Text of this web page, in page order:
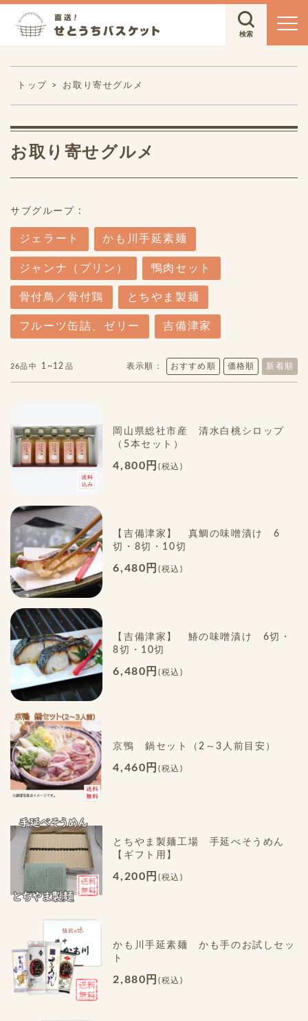
トップ お取り寄せグルメ
お取り寄せグルメ
サブグループ :
ジェラート かも川手延素麺
ジャンナ（プリン） 鴨肉セット
骨付鳥／骨付鶏 とちやま製麺
フルーツ缶詰、ゼリー 吉備津家
26品中 1~12 品 表示順： おすすめ順 価格順 新着順
岡山県総社市産 清水白桃シロップ
（5本セット）
4,800円 (税込)
【吉備津家】 真鯛の味噌漬け 6
切・8切・10切
6,480円 (税込)
【吉備津家】 鰆の味噌漬け 6切・
8切・10切
6,480円 (税込)
京鴨 鍋セット（2～3人前目安）
4,460円 (税込)
とちやま製麺工場 手延べそうめん
【ギフト用】
4,200円 (税込)
かも川手延素麺 かも手のお試しセッ
ト
2,880円 (税込)